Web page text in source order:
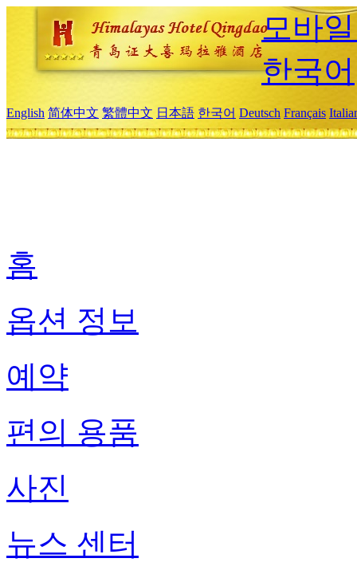
모바
한국어
English 简体中文 繁體中文 日本語 한국어 Deutsch Français
홈
옵션 정보
예약
편의 용품
사진
뉴스 센터